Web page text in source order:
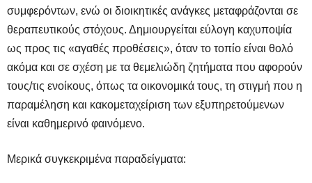
συμφερόντων, ενώ οι διοικητικές ανάγκες μεταφράζονται σε
θεραπευτικούς στόχους. Δημιουργείται εύλογη καχυποψία
ως προς τις «αγαθές προθέσεις», όταν το τοπίο είναι θολό
ακόμα και σε σχέση με τα θεμελιώδη ζητήματα που αφορούν
τους/τις ενοίκους, όπως τα οικονομικά τους, τη στιγμή που η
παραμέληση και κακομεταχείριση των εξυπηρετούμενων
είναι καθημερινό φαινόμενο.
Μερικά συγκεκριμένα παραδείγματα: